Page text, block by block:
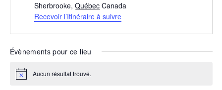
Sherbrooke, Québec Canada
Recevoir l’Itinéraire à suivre
Évènements pour ce lieu
Notice Aucun résultat trouvé.